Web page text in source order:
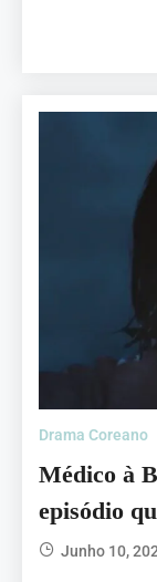
Drama Coreano
Médico à
episódio
Junho 10,